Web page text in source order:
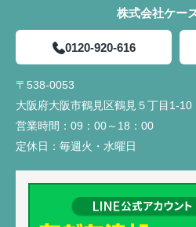
株式会社ケー
0120-920-616
〒538-0053
大阪府大阪市鶴見区鶴見５丁目1-10
営業時間： 09：00～18：00
定休日： 毎週火・水曜日